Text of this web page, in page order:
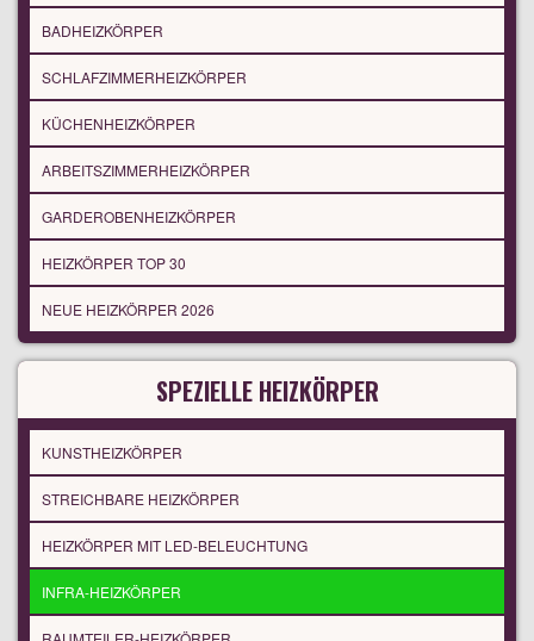
BADHEIZKÖRPER
SCHLAFZIMMERHEIZKÖRPER
KÜCHENHEIZKÖRPER
ARBEITSZIMMERHEIZKÖRPER
GARDEROBENHEIZKÖRPER
HEIZKÖRPER TOP 30
NEUE HEIZKÖRPER 2026
SPEZIELLE HEIZKÖRPER
KUNSTHEIZKÖRPER
STREICHBARE HEIZKÖRPER
HEIZKÖRPER MIT LED-BELEUCHTUNG
INFRA-HEIZKÖRPER